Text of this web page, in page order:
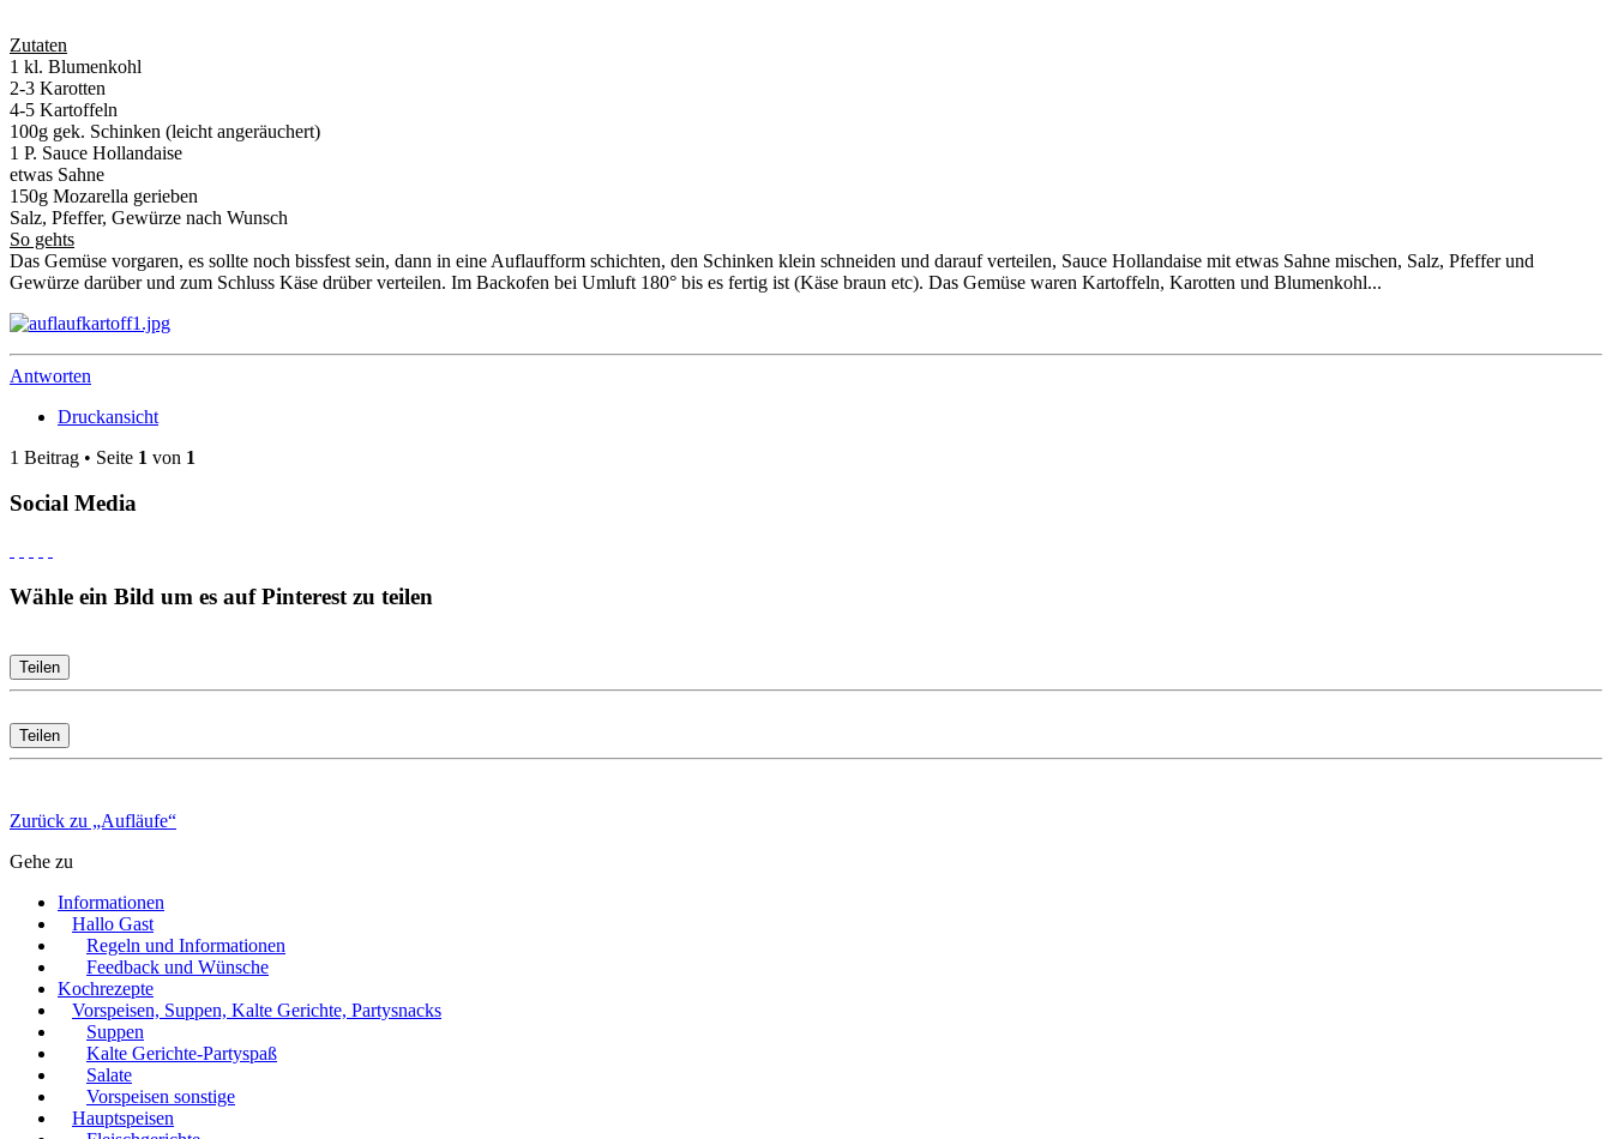
Zutaten
1 kl. Blumenkohl
2-3 Karotten
4-5 Kartoffeln
100g gek. Schinken (leicht angeräuchert)
1 P. Sauce Hollandaise
etwas Sahne
150g Mozarella gerieben
Salz, Pfeffer, Gewürze nach Wunsch
So gehts
Das Gemüse vorgaren, es sollte noch bissfest sein, dann in eine Auflaufform schichten, den Schinken klein schneiden und darauf verteilen, Sauce Hollandaise mit etwas Sahne mischen, Salz, Pfeffer und
Gewürze darüber und zum Schluss Käse drüber verteilen. Im Backofen bei Umluft 180° bis es fertig ist (Käse braun etc). Das Gemüse waren Kartoffeln, Karotten und Blumenkohl...
Antworten
Druckansicht
1 Beitrag • Seite 1 von 1
Social Media
Wähle ein Bild um es auf Pinterest zu teilen
Teilen
Teilen
Zurück zu „Aufläufe“
Gehe zu
Informationen
Hallo Gast
Regeln und Informationen
Feedback und Wünsche
Kochrezepte
Vorspeisen, Suppen, Kalte Gerichte, Partysnacks
Suppen
Kalte Gerichte-Partyspaß
Salate
Vorspeisen sonstige
Hauptspeisen